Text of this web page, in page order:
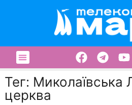
Тег: Миколаївська
церква